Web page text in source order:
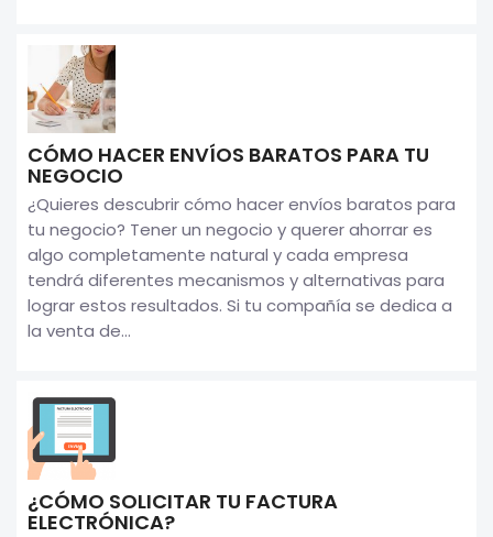
CÓMO HACER ENVÍOS BARATOS PARA TU
NEGOCIO
¿Quieres descubrir cómo hacer envíos baratos para
tu negocio? Tener un negocio y querer ahorrar es
algo completamente natural y cada empresa
tendrá diferentes mecanismos y alternativas para
lograr estos resultados. Si tu compañía se dedica a
la venta de...
¿CÓMO SOLICITAR TU FACTURA
ELECTRÓNICA?